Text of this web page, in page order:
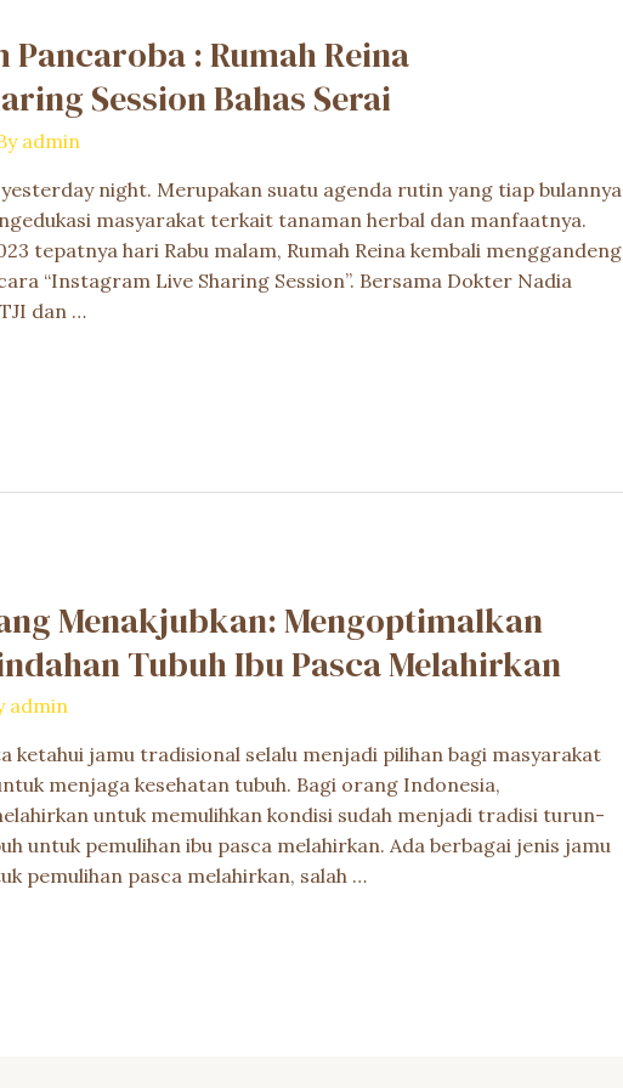
Pancaroba : Rumah Reina
Session Bahas Serai
admin
night. Merupakan suatu agenda rutin yang tiap bulannya
masyarakat terkait tanaman herbal dan manfaatnya.
tepatnya hari Rabu malam, Rumah Reina kembali menggandeng
“Instagram Live Sharing Session”. Bersama Dokter Nadia
dan …
Menakjubkan: Mengoptimalkan
Tubuh Ibu Pasca Melahirkan
admin
ketahui jamu tradisional selalu menjadi pilihan bagi masyarakat
menjaga kesehatan tubuh. Bagi orang Indonesia,
untuk memulihkan kondisi sudah menjadi tradisi turun-
untuk pemulihan ibu pasca melahirkan. Ada berbagai jenis jamu
pemulihan pasca melahirkan, salah …